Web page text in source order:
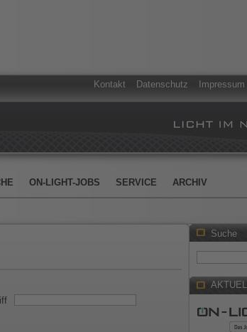
Kontakt Datenschutz Impressum
ON-LIGHT-JOBS SERVICE ARCHIV
Suche